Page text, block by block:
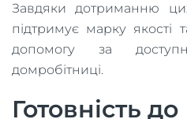
Завдяки дотриманню
підтримує марку якості
допомогу за
домробітниці.
Готовність до